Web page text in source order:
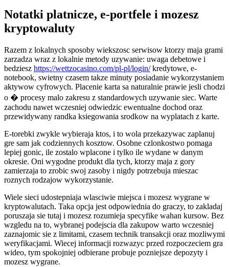
Notatki platnicze, e-portfele i mozesz
kryptowaluty
Razem z lokalnych sposoby wiekszosc serwisow ktorzy maja grami
zarzadza wraz z lokalnie metody uzywanie: uwaga debetowe i
bedziesz https://wettzocasino.com/pl-pl/login/kredytowe, e-
notebook, swietny czasem takze minuty posiadanie wykorzystaniem
aktywow cyfrowych. Placenie karta sa naturalnie prawie jesli chodzi
o � procesy malo zakresu z standardowych uzywanie siec. Warte
zachodu nawet wczesniej odwiedzic ewentualne dochod oraz
przewidywany randka ksiegowania srodkow na wyplatach z karte.
E-torebki zwykle wybieraja ktos, i to wola przekazywac zaplanuj
gre sam jak codziennych kosztow. Osobne czlonkostwo pomaga
lepiej gonic, ile zostalo wplacone i tylko ile wydane w danym
okresie. Oni wygodne produkt dla tych, ktorzy maja z gory
zamierzaja to zrobic swoj zasoby i nigdy potrzebuja mieszac
roznych rodzajow wykorzystanie.
Wiele sieci udostepniaja wlasciwie miejsca i mozesz wygrane w
kryptowalutach. Taka opcja jest odpowiednia do graczy, to zakladaj
poruszaja sie tutaj i mozesz rozumieja specyfike wahan kursow. Bez
wzgledu na to, wybranej podejscia dla zakupow warto wczesniej
zaznajomic sie z limitami, czasem technik transakcji oraz mozliwymi
weryfikacjami. Wiecej informacji rozwazyc przed rozpoczeciem gra
wideo, tym spokojniej odbierane probuje pozniejsze depozyty i
mozesz wygrane.